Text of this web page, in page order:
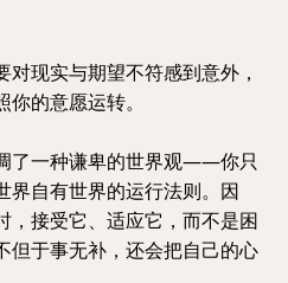
现实与期望不符感到意外，
的意愿运转。
了一种谦卑的世界观——你只
界自有世界的运行法则。因
，接受它、适应它，而不是困
但于事无补，还会把自己的心